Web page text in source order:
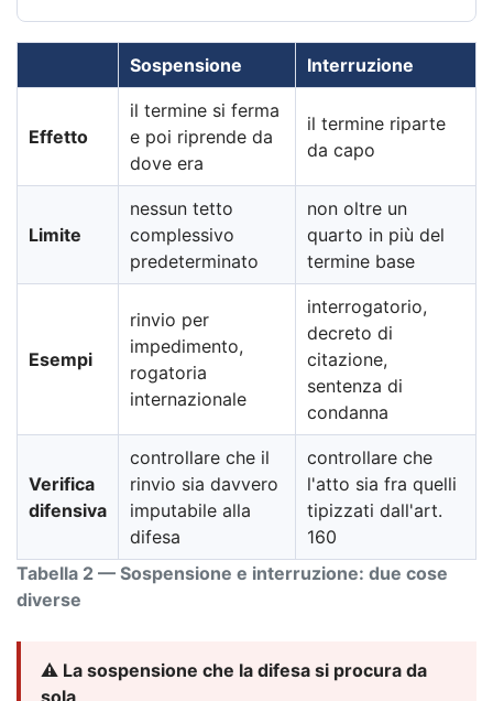
Tabella 2 — Sospensione e interruzione: due cose
diverse
Sospensione Interruzione
Effetto
il termine si ferma
e poi riprende da
dove era
il termine riparte
da capo
Limite
nessun tetto
complessivo
predeterminato
non oltre un
quarto in più del
termine base
Esempi
rinvio per
impedimento,
rogatoria
internazionale
interrogatorio,
decreto di
citazione,
sentenza di
condanna
Verifica
difensiva
controllare che il
rinvio sia davvero
imputabile alla
difesa
controllare che
l'atto sia fra quelli
tipizzati dall'art.
160
⚠️ La sospensione che la difesa si procura da
sola